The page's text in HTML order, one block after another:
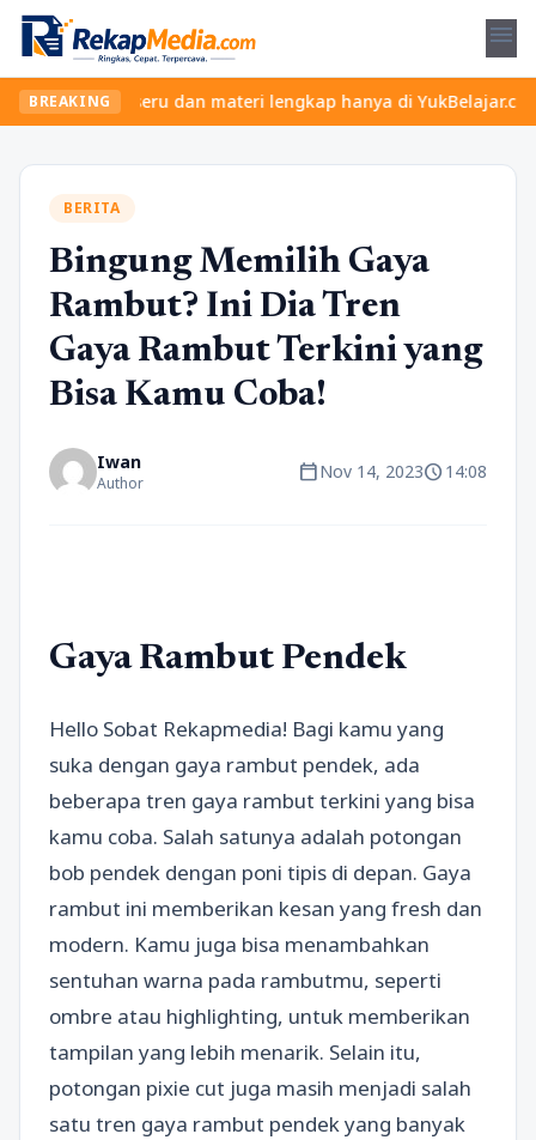
menu
BREAKING
kelas seru dan materi lengkap hanya di YukBelajar.com.
BERITA
Bingung Memilih Gaya
Rambut? Ini Dia Tren
Gaya Rambut Terkini yang
Bisa Kamu Coba!
Iwan
Author calendar_todayNov 14, 2023schedule14:08
Gaya Rambut Pendek
Hello Sobat Rekapmedia! Bagi kamu yang
suka dengan gaya rambut pendek, ada
beberapa tren gaya rambut terkini yang bisa
kamu coba. Salah satunya adalah potongan
bob pendek dengan poni tipis di depan. Gaya
rambut ini memberikan kesan yang fresh dan
modern. Kamu juga bisa menambahkan
sentuhan warna pada rambutmu, seperti
ombre atau highlighting, untuk memberikan
tampilan yang lebih menarik. Selain itu,
potongan pixie cut juga masih menjadi salah
satu tren gaya rambut pendek yang banyak